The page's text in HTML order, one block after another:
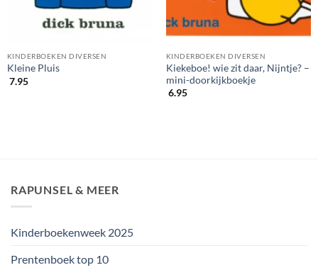
KINDERBOEKEN DIVERSEN
Kleine Pluis
7.95
KINDERBOEKEN DIVERSEN
Kiekeboe! wie zit daar, Nijntje? –
mini-doorkijkboekje
6.95
RAPUNSEL & MEER
Kinderboekenweek 2025
Prentenboek top 10